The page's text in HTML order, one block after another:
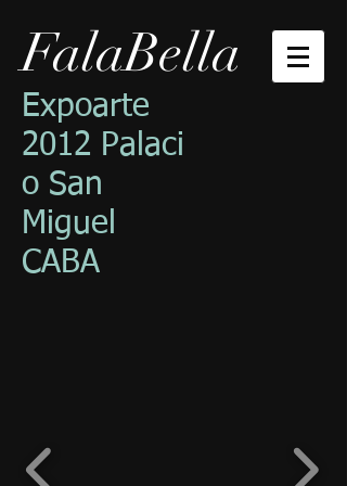
FalaBella
Expoarte
2012 Palaci
o San
Miguel
CABA